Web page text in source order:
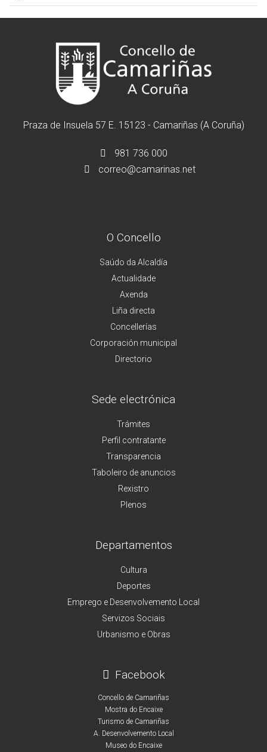
Praza de Insuela 57 E. 15123 - Camariñas (A Coruña)
981 736 000
correo@camarinas.net
O Concello
Saúdo da Alcaldía
Actualidade
Axenda
Liña directa
Concellerías
Corporación municipal
Directorio
Sede electrónica
Trámites
Perfil contratante
Transparencia
Taboleiro de anuncios
Rexistro
Plenos
Departamentos
Cultura
Deportes
Emprego e Desenvolvemento Local
Servizos Sociais
Urbanismo e Obras
Facebook
Concello de Camariñas
Mostra do Encaixe
Turismo de Camariñas
A. Desenvolvemento Local
Museo do Encaixe